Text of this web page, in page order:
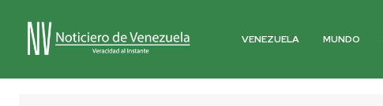
VENEZUELA MUNDO